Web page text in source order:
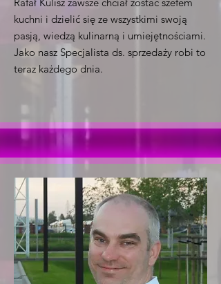
kuchni i dzielić się ze wszystkimi swoją
pasją, wiedzą kulinarną i umiejętnościami.
Jako nasz Specjalista ds. sprzedaży robi to
teraz każdego dnia.